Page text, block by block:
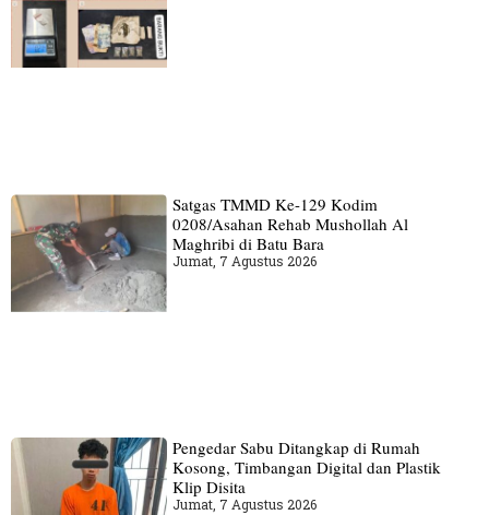
Satgas TMMD Ke-129 Kodim
0208/Asahan Rehab Mushollah Al
Maghribi di Batu Bara
Jumat, 7 Agustus 2026
Pengedar Sabu Ditangkap di Rumah
Kosong, Timbangan Digital dan Plastik
Klip Disita
Jumat, 7 Agustus 2026